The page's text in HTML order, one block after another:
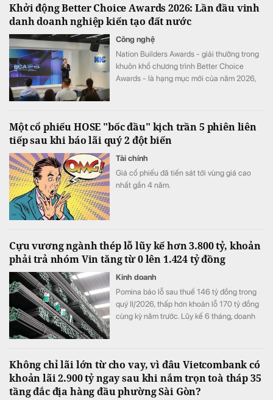
Khởi động Better Choice Awards 2026: Lần đầu vinh
danh doanh nghiệp kiến tạo đất nước
Công nghệ
Nation Builders Awards - giải thưởng trong
khuôn khổ chương trình Better Choice
Awards - là hạng mục mới của năm 2026,
Một cổ phiếu HOSE "bốc đầu" kịch trần 5 phiên liên
tiếp sau khi báo lãi quý 2 đột biến
Tài chính
Giá cổ phiếu đã tiến sát tới vùng giá cao
nhất gần 4 năm.
Cựu vương ngành thép lỗ lũy kế hơn 3.800 tỷ, khoản
phải trả nhóm Vin tăng từ 0 lên 1.424 tỷ đồng
Kinh doanh
Pomina báo lỗ sau thuế 146 tỷ đồng trong
quý II/2026, thấp hơn khoản lỗ 170 tỷ đồng
cùng kỳ năm trước. Lũy kế 6 tháng, doanh
Không chỉ lãi lớn từ cho vay, vì đâu Vietcombank có
khoản lãi 2.900 tỷ ngay sau khi nắm trọn toà tháp 35
tầng đắc địa hàng đầu phường Sài Gòn?